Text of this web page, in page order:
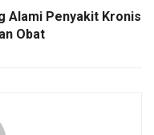
Alami Penyakit Kronis
Obat